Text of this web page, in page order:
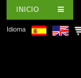
INICIO
Idioma